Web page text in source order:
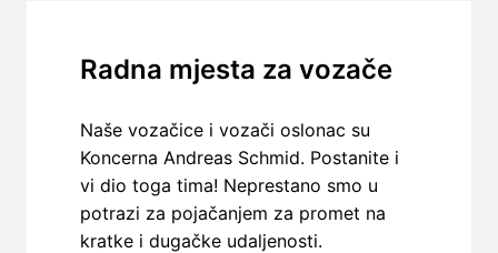
Radna mjesta za vozače
Naše vozačice i vozači oslonac su
Koncerna Andreas Schmid. Postanite i
vi dio toga tima! Neprestano smo u
potrazi za pojačanjem za promet na
kratke i dugačke udaljenosti.